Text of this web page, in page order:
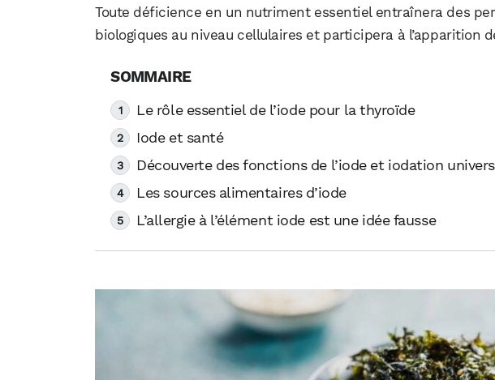
Toute déficience en un nutriment essentiel entraînera des
biologiques au niveau cellulaires et participera à l’apparition
Le rôle essentiel de l’iode pour la thyroïde
Iode et santé
Découverte des fonctions de l’iode et iodation
Les sources alimentaires d’iode
L’allergie à l’élément iode est une idée fausse